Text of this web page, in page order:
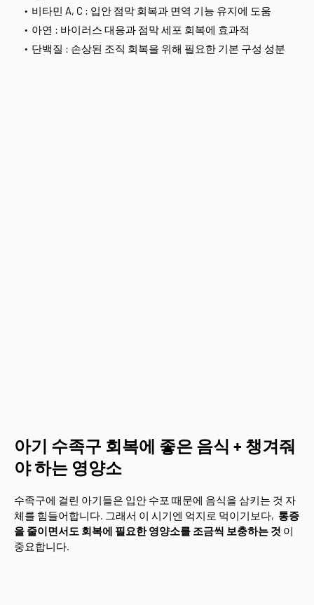
비타민 A, C : 입안 점막 회복과 면역 기능 유지에 도움
아연 : 바이러스 대응과 점막 세포 회복에 효과적
단백질 : 손상된 조직 회복을 위해 필요한 기본 구성 성분
아기 수족구 회복에 좋은 음식 + 챙겨줘
야 하는 영양소
수족구에 걸린 아기들은 입안 수포 때문에 음식을 삼키는 것 자
체를 힘들어합니다. 그래서 이 시기엔 억지로 먹이기보다, 통증
을 줄이면서도 회복에 필요한 영양소를 조금씩 보충하는 것 이
중요합니다.